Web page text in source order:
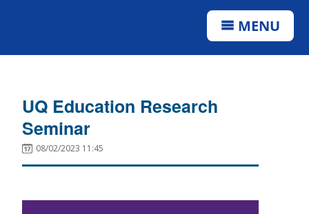
MENU
UQ Education Research
Seminar
08/02/2023 11:45